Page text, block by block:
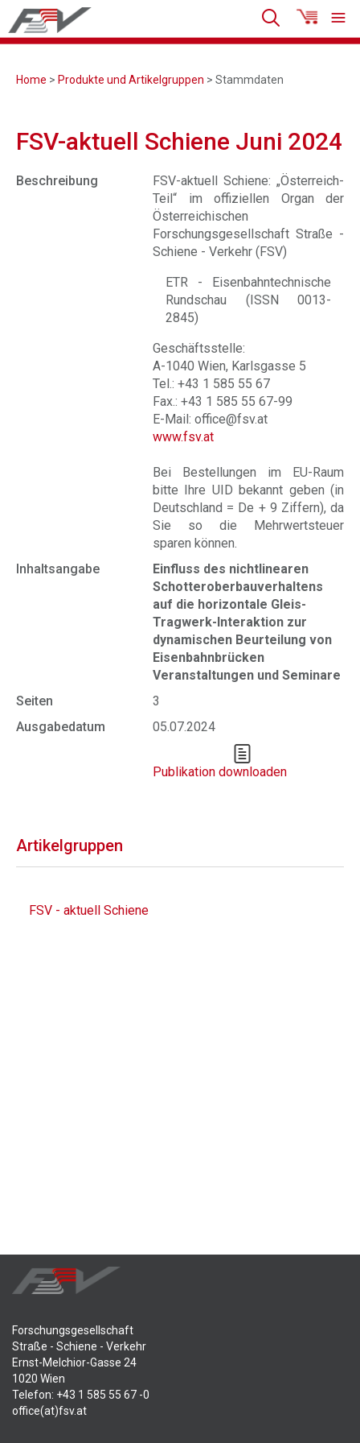
Home > Produkte und Artikelgruppen > Stammdaten
FSV-aktuell Schiene Juni 2024
Beschreibung
FSV-aktuell Schiene: „Österreich-
Teil“ im offiziellen Organ der
Österreichischen
Forschungsgesellschaft Straße -
Schiene - Verkehr (FSV)
ETR - Eisenbahntechnische
Rundschau (ISSN 0013-
2845)
Geschäftsstelle:
A-1040 Wien, Karlsgasse 5
Tel.: +43 1 585 55 67
Fax.: +43 1 585 55 67-99
E-Mail: office@fsv.at
www.fsv.at
Bei Bestellungen im EU-Raum
bitte Ihre UID bekannt geben (in
Deutschland = De + 9 Ziffern), da
Sie so die Mehrwertsteuer
sparen können.
Inhaltsangabe
Einfluss des nichtlinearen
Schotteroberbauverhaltens
auf die horizontale Gleis-
Tragwerk-Interaktion zur
dynamischen Beurteilung von
Eisenbahnbrücken
Veranstaltungen und Seminare
Seiten
3
Ausgabedatum
05.07.2024
Publikation downloaden
Artikelgruppen
FSV - aktuell Schiene
Forschungsgesellschaft
Straße - Schiene - Verkehr
Ernst-Melchior-Gasse 24
1020 Wien
Telefon: +43 1 585 55 67 -0
office(at)fsv.at